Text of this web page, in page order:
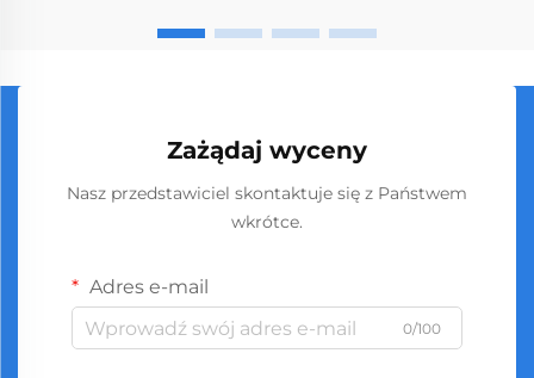
Zażądaj wyceny
Nasz przedstawiciel skontaktuje się z Państwem
wkrótce.
Adres e-mail
0/100